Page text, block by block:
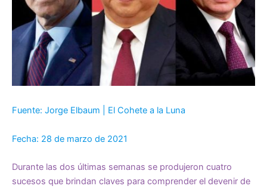
Fuente: Jorge Elbaum | El Cohete a la Luna
Fecha: 28 de marzo de 2021
Durante las dos últimas semanas se produjeron cuatro
sucesos que brindan claves para comprender el devenir de